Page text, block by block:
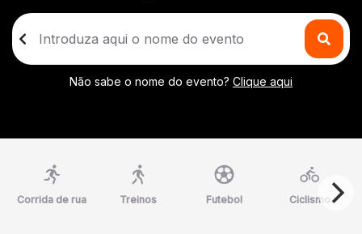
Não sabe o nome do evento? Clique aqui
Corrida de rua Treinos Futebol Ciclismo